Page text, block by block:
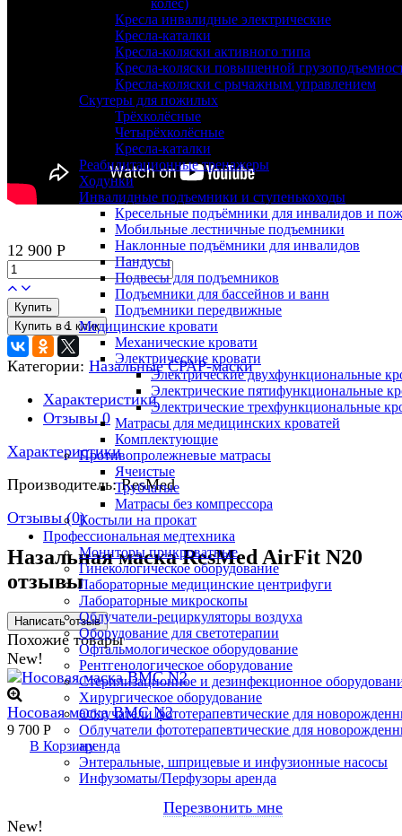
колес)
Кресла инвалидные электрические
Кресла-каталки
Кресла-коляски активного типа
Кресла-коляски повышенной
Кресла-коляски с рычажным управлением
Скутеры для пожилых
Трёхколёсные
Четырёхколёсные
Кресла-каталки
Реабилитационные тренажеры
Ходунки
Инвалидные подъемники и ступенькоходы
Кресельные подъёмники для инвалидов и
Мобильные лестничные подъемники
Наклонные подъёмники для инвалидов
Пандусы
Подвесы для подъемников
Подъемники для бассейнов и ванн
Подъемники передвижные
Медицинские кровати
Механические кровати
Электрические кровати
Электрические двухфункциональные
Электрические пятифункциональные
Электрические трехфункциональные
Матрасы для медицинских кроватей
Комплектующие
Противопролежневые матрасы
Ячеистые
Трубчатые
Матрасы без компрессора
Костыли на прокат
Профессиональная медтехника
Мониторы прикроватные
Гинекологическое оборудование
Лабораторные медицинские центрифуги
Лабораторные микроскопы
Облучатели-рециркуляторы воздуха
Оборудование для светотерапии
Офтальмологическое оборудование
Рентгенологическое оборудование
Стерилизационное и дезинфекционное
Хирургическое оборудование
Облучатели фототерапевтические для
Облучатели фототерапевтические для
аренда
Энтеральные, шприцевые и инфузионные насосы
Инфузоматы/Перфузоры аренда
12 900 Р
Купить
Категории: Назальные CPAP-маски
Характеристики
Отзывы0
Характеристики
Производитель: ResMed
Отзывы (0)
Назальная маска ResMed AirFit N20
отзывы
Похожие товары
New!
Носовая маска BMC N2
9 700 Р
В Корзину
Перезвонить мне
New!